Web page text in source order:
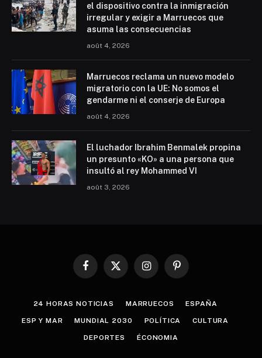
el dispositivo contra la inmigración
irregular y exigir a Marruecos que
asuma las consecuencias
août 4, 2026
Marruecos reclama un nuevo modelo
migratorio con la UE: No somos el
gendarme ni el conserje de Europa
août 4, 2026
El luchador Ibrahim Benmalek propina
un presunto «KO» a una persona que
insultó al rey Mohammed VI
août 3, 2026
Facebook
X
InstagramPinterest
24 HORAS NOTICIAS MARRUECOS ESPAÑA
ESP Y MAR MUNDIAL 2030 POLÍTICA CULTURA
DEPORTES ÉCONOMIA